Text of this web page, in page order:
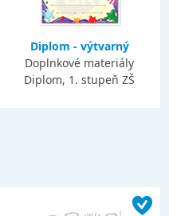
Diplom - výtvarný
Doplnkové materiály
Diplom, 1. stupeň ZŠ